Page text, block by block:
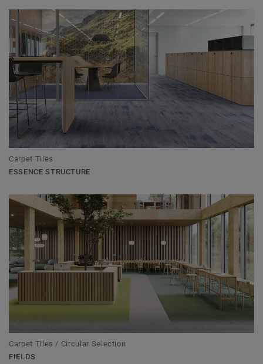
Carpet Tiles
ESSENCE STRUCTURE
Carpet Tiles / Circular Selection
FIELDS